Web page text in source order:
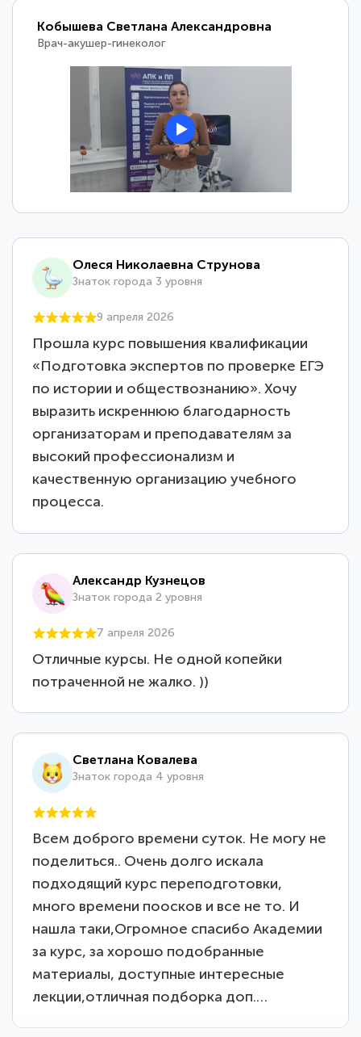
Кобышева Светлана Александровна
Врач-акушер-гинеколог
Олеся Николаевна Струнова
Знаток города 3 уровня
9 апреля 2026
Прошла курс повышения квалификации
«Подготовка экспертов по проверке ЕГЭ
по истории и обществознанию». Хочу
выразить искреннюю благодарность
организаторам и преподавателям за
высокий профессионализм и
качественную организацию учебного
процесса.
Александр Кузнецов
Знаток города 2 уровня
7 апреля 2026
Отличные курсы. Не одной копейки
потраченной не жалко. ))
Светлана Ковалева
Знаток города 4 уровня
Всем доброго времени суток. Не могу не
поделиться.. Очень долго искала
подходящий курс переподготовки,
много времени поосков и все не то. И
нашла таки,Огромное спасибо Академии
за курс, за хорошо подобранные
материалы, доступные интересные
лекции,отличная подборка доп.…